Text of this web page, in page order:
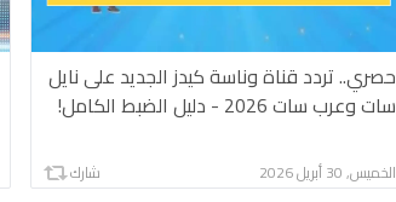
حصري.. تردد قناة وناسة كيدز الجديد على نايل
سات وعرب سات 2026 - دليل الضبط الكامل!
الخميس, 30 أبريل 2026 شارك